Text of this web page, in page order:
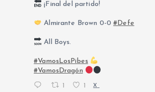
¡Final del partido!
Almirante Brown 0-0#Defe
All Boys.
#VamosLosPibes
#VamosDragón
X